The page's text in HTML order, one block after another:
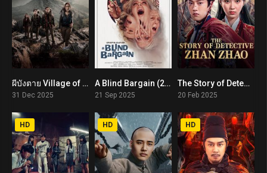
5.8ผีบังตาย Village of the Dead (2025)
31 Dec 2025
7.5A Blind Bargain (2025) พากย์ไทย
21 Sep 2025
5.4
The Story of Detective Zhan Zhao (2025) ยอดนักสืบจั่นเจา
20 Feb 2025
HD HD HD